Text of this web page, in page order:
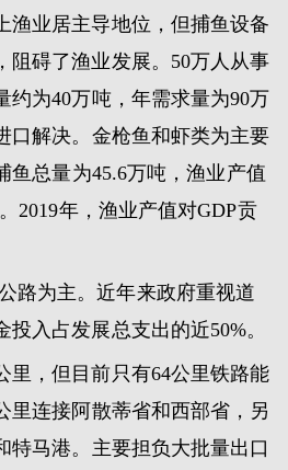
渔业居主导地位，但捕鱼设备
阻碍了渔业发展。50万人从事
约为40万吨，年需求量为90万
口解决。金枪鱼和虾类为主要
鱼总量为45.6万吨，渔业产值
2019年，渔业产值对GDP贡
路为主。近年来政府重视道
入占发展总支出的近50%。
里，但目前只有64公里铁路能
里连接阿散蒂省和西部省，另
特马港。主要担负大批量出口